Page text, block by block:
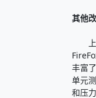
其他
上面
丰富
单元
和压